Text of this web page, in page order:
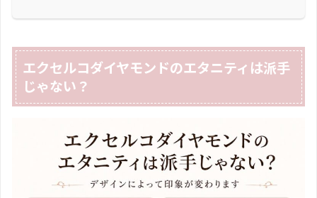
エクセルコダイヤモンドのエタニティは派手
じゃない？